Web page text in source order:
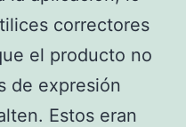
correctores
el producto no
de expresión
Estos eran